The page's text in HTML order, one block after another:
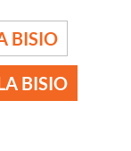
BISIO
BISIO